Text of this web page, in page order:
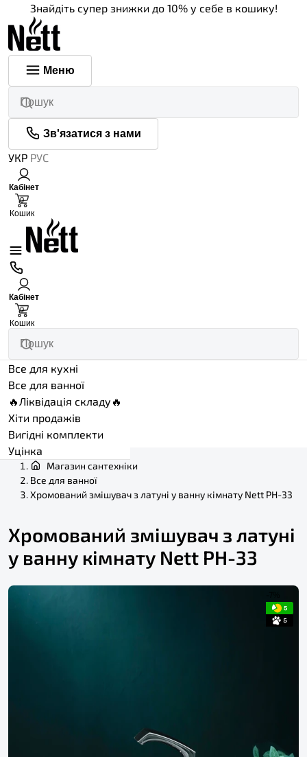
Знайдіть супер знижки до 10% у себе в кошику!
Меню
Зв'язатися з нами
УКР РУС
Кабінет
0
Кошик
Кабінет
0
Кошик
Все для кухні
Все для ванної
🔥Ліквідація складу🔥
Хіти продажів
Вигідні комплекти
Уцінка
Магазин сантехніки
Все для ванної
Хромований змішувач з латуні у ванну кімнату Nett PH-33
Хромований змішувач з латуні
у ванну кімнату Nett PH-33